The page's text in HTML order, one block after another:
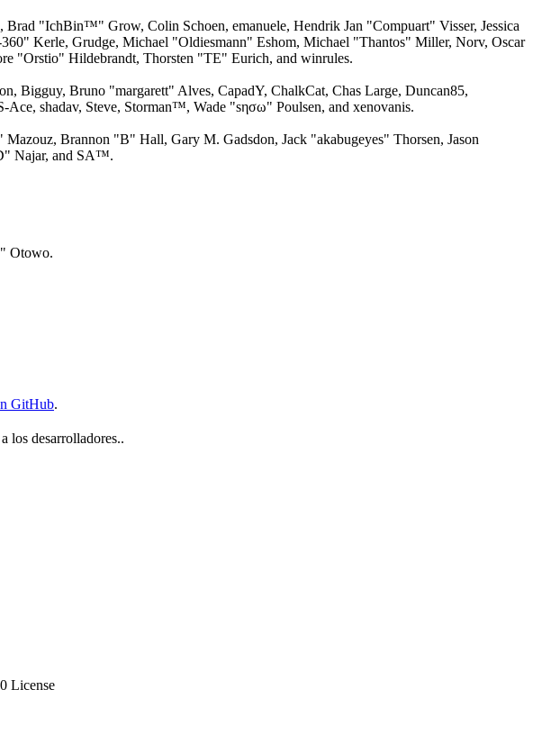
"IchBin™" Grow, Colin Schoen, emanuele, Hendrik Jan "Compuart" Visser, Jessica
Kerle, Grudge, Michael "Oldiesmann" Eshom, Michael "Thantos" Miller, Norv, Oscar
"Orstio" Hildebrandt, Thorsten "TE" Eurich, and winrules.
Bigguy, Bruno "margarett" Alves, CapadY, ChalkCat, Chas Large, Duncan85,
shadav, Steve, Storman™, Wade "sησω" Poulsen, and xenovanis.
Brannon "B" Hall, Gary M. Gadsdon, Jack "akabugeyes" Thorsen, Jason
Najar, and SA™.
Otowo.
GitHub.
los desarrolladores..
License